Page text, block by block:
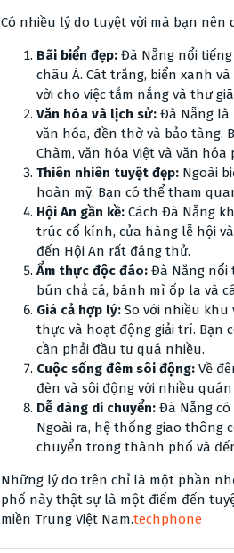
Có nhiều lý do tuyệt vời mà bạn
Bãi biển đẹp: Đà Nẵng nổi
châu Á. Cát trắng, biển xanh
vời cho việc tắm nắng và thư
Văn hóa và lịch sử: Đà Nẵng là
văn hóa, đền thờ và bảo tàng.
Chàm, văn hóa Việt và văn hóa
Thiên nhiên tuyệt đẹp: Ngoài
hoàn mỹ. Bạn có thể tham
Hội An gần kề: Cách Đà Nẵng
trúc cổ kính, cửa hàng lễ hội
đến Hội An rất đáng thử.
Ẩm thực độc đáo: Đà Nẵng nổi
bún chả cá, bánh mì ốp la và
Giá cả hợp lý: So với nhiều khu
thực và hoạt động giải trí. Bạn
cần phải đầu tư quá nhiều.
Cuộc sống đêm sôi động: Về
đèn và sôi động với nhiều
Dễ dàng di chuyển: Đà Nẵng
Ngoài ra, hệ thống giao thông
chuyển trong thành phố và
Những lý do trên chỉ là một phần
phố này thật sự là một điểm đến
miền Trung Việt Nam.techphone